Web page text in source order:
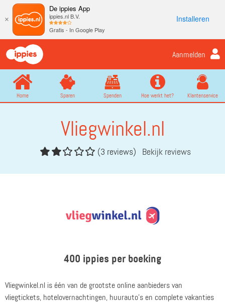
×
De ippies App
ippies.nl B.V.
Gratis - In Google Play
Installeren
Aanmelden
Home Sparen Spenden Hoe werkt het? Klantenservice
Vliegwinkel.nl
(3 reviews) Bekijk reviews
400 ippies per boeking
Vliegwinkel.nl is één van de grootste online aanbieders van
vliegtickets, hotelovernachtingen, huurauto's en complete vakanties